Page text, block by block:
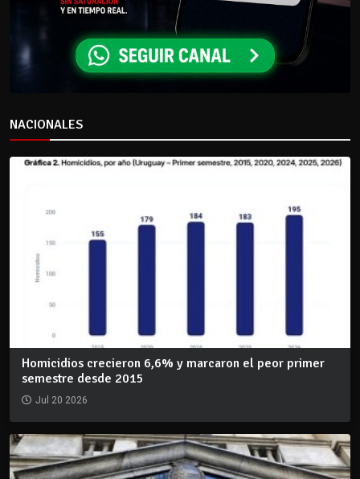
NACIONALES
Homicidios crecieron 6,6% y marcaron el peor primer
semestre desde 2015
Jul 20 2026